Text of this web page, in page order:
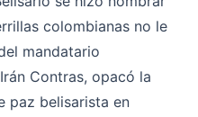
colombianas no le
mandatario
Contras, opacó la
paz belisarista en